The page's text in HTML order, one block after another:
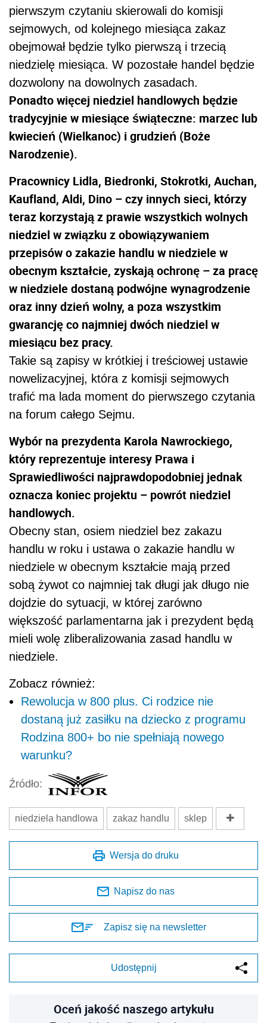
pierwszym czytaniu skierowali do komisji
sejmowych, od kolejnego miesiąca zakaz
obejmował będzie tylko pierwszą i trzecią
niedzielę miesiąca. W pozostałe handel będzie
dozwolony na dowolnych zasadach.
Ponadto więcej niedziel handlowych będzie
tradycyjnie w miesiące świąteczne: marzec lub
kwiecień (Wielkanoc) i grudzień (Boże
Narodzenie).
Pracownicy Lidla, Biedronki, Stokrotki, Auchan,
Kaufland, Aldi, Dino – czy innych sieci, którzy
teraz korzystają z prawie wszystkich wolnych
niedziel w związku z obowiązywaniem
przepisów o zakazie handlu w niedziele w
obecnym kształcie, zyskają ochronę – za pracę
w niedziele dostaną podwójne wynagrodzenie
oraz inny dzień wolny, a poza wszystkim
gwarancję co najmniej dwóch niedziel w
miesiącu bez pracy.
Takie są zapisy w krótkiej i treściowej ustawie
nowelizacyjnej, która z komisji sejmowych
trafić ma lada moment do pierwszego czytania
na forum całego Sejmu.
Wybór na prezydenta Karola Nawrockiego,
który reprezentuje interesy Prawa i
Sprawiedliwości najprawdopodobniej jednak
oznacza koniec projektu – powrót niedziel
handlowych.
Obecny stan, osiem niedziel bez zakazu
handlu w roku i ustawa o zakazie handlu w
niedziele w obecnym kształcie mają przed
sobą żywot co najmniej tak długi jak długo nie
dojdzie do sytuacji, w której zarówno
większość parlamentarna jak i prezydent będą
mieli wolę zliberalizowania zasad handlu w
niedziele.
Zobacz również:
Rewolucja w 800 plus. Ci rodzice nie
dostaną już zasiłku na dziecko z programu
Rodzina 800+ bo nie spełniają nowego
warunku?
Źródło:
niedziela handlowa zakaz handlu sklep
Wersja do druku
Napisz do nas
Zapisz się na newsletter
Udostępnij
Oceń jakość naszego artykułu